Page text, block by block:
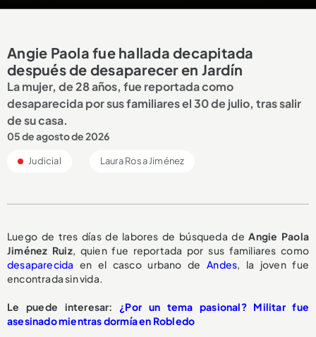
Angie Paola fue hallada decapitada
después de desaparecer en Jardín
La mujer, de 28 años, fue reportada como
desaparecida por sus familiares el 30 de julio, tras salir
de su casa.
05 de agosto de 2026
Judicial Laura Rosa Jiménez
Luego de tres días de labores de búsqueda de Angie Paola
Jiménez Ruiz, quien fue reportada por sus familiares como
desaparecida en el casco urbano de Andes , la joven fue
encontrada sin vida.
Le puede interesar: ¿Por un tema pasional? Militar fue
asesinado mientras dormía en Robledo